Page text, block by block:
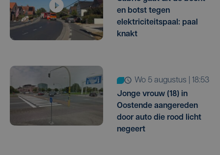
en botst tegen
elektriciteitspaal: paal
knakt
wo 5 augustus | 18:53
Jonge vrouw (18) in
Oostende aangereden
door auto die rood licht
negeert